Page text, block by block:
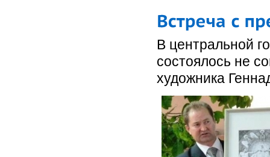
В центральной
состоялось не
художника